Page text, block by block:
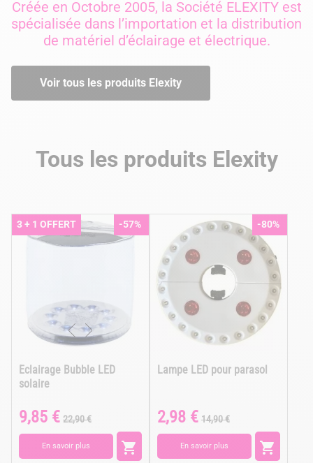
Créée en Octobre 2005, la Société ELEXITY est
spécialisée dans l’importation et la distribution
de matériel d’éclairage et électrique.
Voir tous les produits Elexity
Tous les produits Elexity
3 + 1 OFFERT -57%
Eclairage Bubble LED
solaire
Prix
9,85 € Prix
base
22,90 €
En savoir plus 
-80%
Lampe LED pour parasol
Prix
2,98 € Prix
base
14,90 €
En savoir plus 